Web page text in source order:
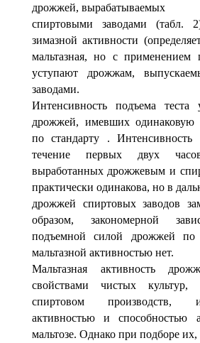
дрожжей, вырабатываемых
спиртовыми заводами
зимазной активности
мальтазная, но с
уступают дрожжам,
заводами.
Интенсивность подъема теста
дрожжей, имевших
по стандарту . Интенсивность
течение первых двух
выработанных дрожжевым и
практически одинакова, но в
дрожжей спиртовых заводов
образом, закономерной
подъемной силой дрожжей по
мальтазной активностью нет.
Мальтазная активность
свойствами чистых
спиртовом производств,
активностью и способностью
мальтозе. Однако при подборе